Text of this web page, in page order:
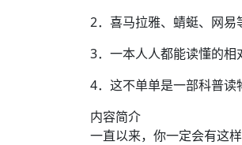
2．喜马拉雅、蜻蜓、网易
3．一本人人都能读懂的相
4．这不单单是一部科普读
内容简介
一直以来，你一定会有这样